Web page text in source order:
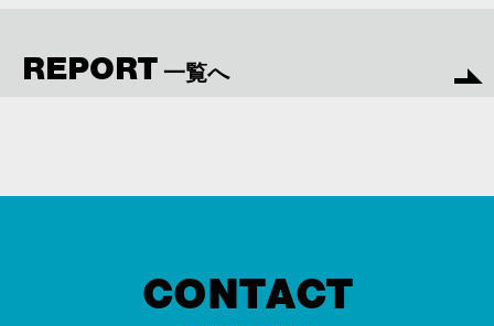
REPORT 一覧へ
CONTACT